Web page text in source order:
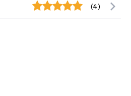
(4)